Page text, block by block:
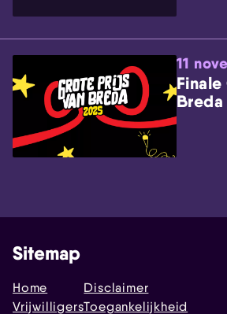
11
Sitemap
Home
Vrijwilligers
Disclaimer
Toegankelijkheid